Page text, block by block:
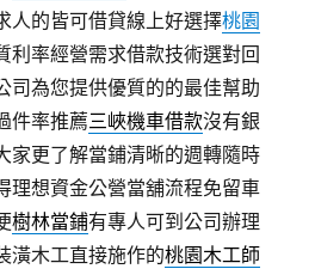
人的皆可借貸線上好選擇桃園
利率經營需求借款技術選對回
司為您提供優質的的最佳幫助
件率推薦三峽機車借款沒有銀
家更了解當鋪清晰的週轉隨時
理想資金公營當舖流程免留車
樹林當鋪有專人可到公司辦理
潢木工直接施作的桃園木工師